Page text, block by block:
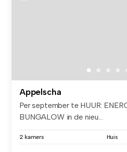
Appelscha
Per september te HUUR:
BUNGALOW in de nieu...
2 kamers Huis